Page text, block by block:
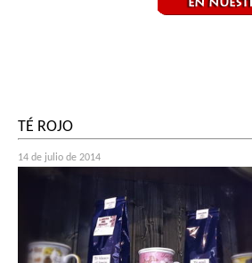
TÉ ROJO
14 de julio de 2014